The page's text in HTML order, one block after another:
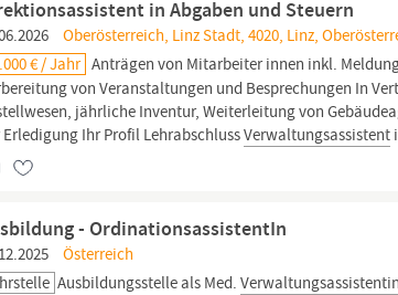
in Abgaben und Steuern
Oberösterreich, Linz Stadt, 4020, Linz,
€ / Jahr Anträgen von Mitarbeiter innen inkl.
von Veranstaltungen und Besprechungen In
jährliche Inventur, Weiterleitung von
Erledigung Ihr Profil LehrabschlussVerwaltungsassistent
- OrdinationsassistentIn
Österreich
Ausbildungsstelle als Med.Verwaltungsassistentin